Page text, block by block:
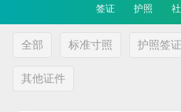
签证 护照
全部 标准寸照 护照签证
其他证件